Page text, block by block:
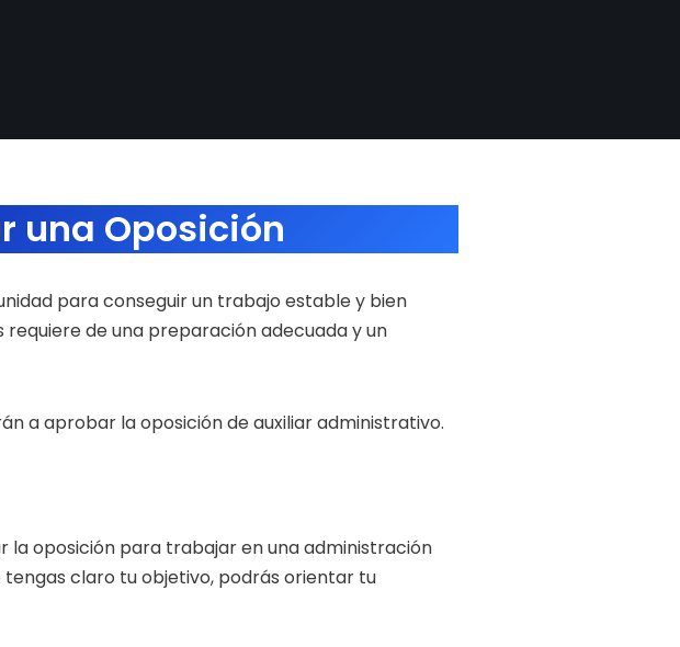
una Oposición
para conseguir un trabajo estable y bien
de una preparación adecuada y un
a aprobar la oposición de auxiliar administrativo.
la oposición para trabajar en una administración
claro tu objetivo, podrás orientar tu